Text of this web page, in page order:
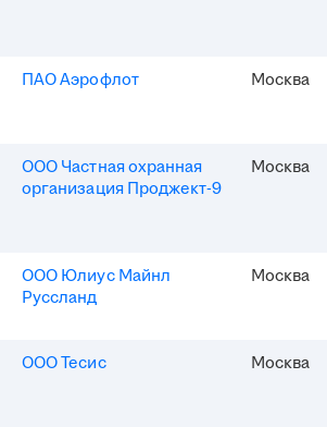
ПАО Аэрофлот Москва
ООО Частная охранная
организация Проджект-9
Москва
ООО Юлиус Майнл
Руссланд
Москва
ООО Тесис Москва